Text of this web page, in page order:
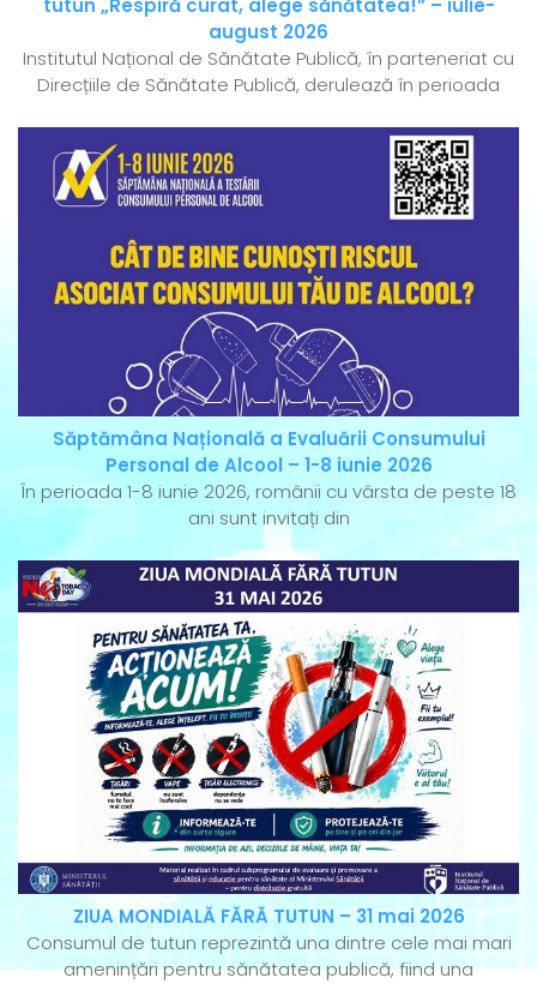
tutun „Respiră curat, alege sănătatea!” – iulie-
august 2026
Institutul Național de Sănătate Publică, în parteneriat cu
Direcțiile de Sănătate Publică, derulează în perioada
Săptămâna Națională a Evaluării Consumului
Personal de Alcool – 1-8 iunie 2026
În perioada 1-8 iunie 2026, românii cu vârsta de peste 18
ani sunt invitați din
ZIUA MONDIALĂ FĂRĂ TUTUN – 31 mai 2026
Consumul de tutun reprezintă una dintre cele mai mari
amenințări pentru sănătatea publică, fiind una